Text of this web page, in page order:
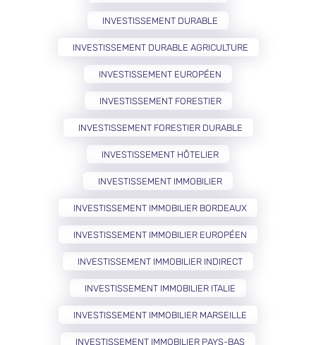
INVESTISSEMENT DURABLE
INVESTISSEMENT DURABLE AGRICULTURE
INVESTISSEMENT EUROPÉEN
INVESTISSEMENT FORESTIER
INVESTISSEMENT FORESTIER DURABLE
INVESTISSEMENT HÔTELIER
INVESTISSEMENT IMMOBILIER
INVESTISSEMENT IMMOBILIER BORDEAUX
INVESTISSEMENT IMMOBILIER EUROPÉEN
INVESTISSEMENT IMMOBILIER INDIRECT
INVESTISSEMENT IMMOBILIER ITALIE
INVESTISSEMENT IMMOBILIER MARSEILLE
INVESTISSEMENT IMMOBILIER PAYS-BAS